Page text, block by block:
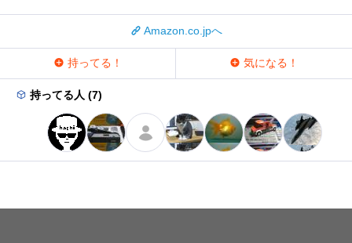
Amazon.co.jpへ
持ってる！ 気になる！
持ってる人 (7)